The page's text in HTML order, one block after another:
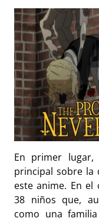
En primer
principal sobre la
este anime. En el
38 niños que,
como una